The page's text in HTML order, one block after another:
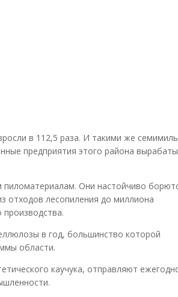
в 112,5 раза. И такими же
предприятия этого района
Они настойчиво
отходов лесопиления до миллиона
в год, большинство которой
области.
каучука, отправляют